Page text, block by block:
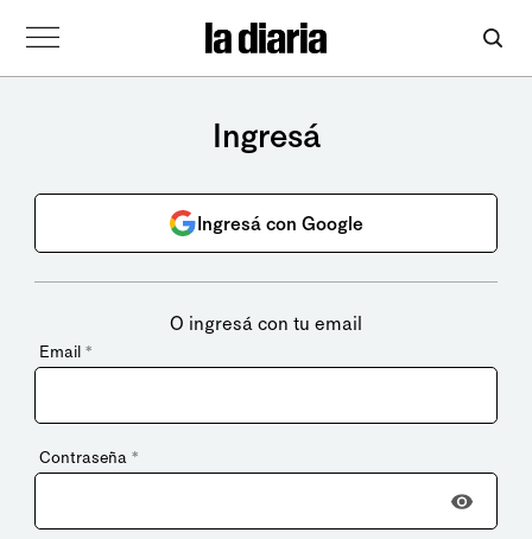
Ingresá
Ingresá con Google
O ingresá con tu email
Email *
Contraseña *